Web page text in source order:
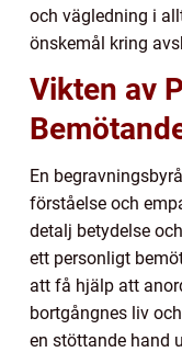
och vägledning i
önskemål kring
Vikten av
En
förståelse och
detalj betydelse
ett personligt
att få hjälp att
bortgångnes liv
en stöttande hand